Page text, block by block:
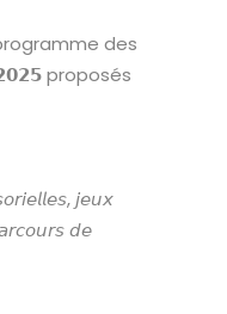
des
proposés
𝘫𝘦𝘶𝘹
𝘥𝘦